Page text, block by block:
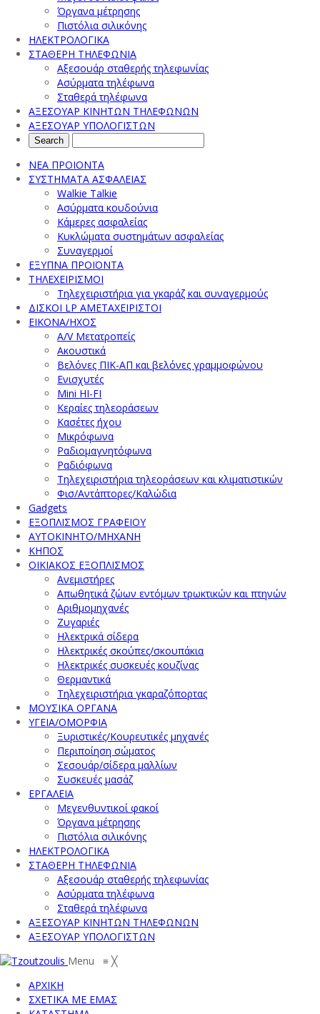
Όργανα μέτρησης
Πιστόλια σιλικόνης
ΗΛΕΚΤΡΟΛΟΓΙΚΑ
ΣΤΑΘΕΡΗ ΤΗΛΕΦΩΝΙΑ
Αξεσουάρ σταθερής τηλεφωνίας
Ασύρματα τηλέφωνα
Σταθερά τηλέφωνα
ΑΞΕΣΟΥΑΡ ΚΙΝΗΤΩΝ ΤΗΛΕΦΩΝΩΝ
ΑΞΕΣΟΥΑΡ ΥΠΟΛΟΓΙΣΤΩΝ
ΝΕΑ ΠΡΟΙΟΝΤΑ
ΣΥΣΤΗΜΑΤΑ ΑΣΦΑΛΕΙΑΣ
Walkie Talkie
Ασύρματα κουδούνια
Κάμερες ασφαλείας
Κυκλώματα συστημάτων ασφαλείας
Συναγερμοί
ΕΞΥΠΝΑ ΠΡΟΪΟΝΤΑ
ΤΗΛΕΧΕΙΡΙΣΜΟΙ
Τηλεχειριστήρια για γκαράζ και συναγερμούς
ΔΙΣΚΟΙ LP ΑΜΕΤΑΧΕΙΡΙΣΤΟΙ
ΕΙΚΟΝΑ/ΗΧΟΣ
A/V Μετατροπείς
Ακουστικά
Βελόνες ΠΙΚ-ΑΠ και βελόνες γραμμοφώνου
Ενισχυτές
Mini HI-FI
Κεραίες τηλεοράσεων
Κασέτες ήχου
Μικρόφωνα
Ραδιομαγνητόφωνα
Ραδιόφωνα
Τηλεχειριστήρια τηλεοράσεων και κλιματιστικών
Φισ/Αντάπτορες/Καλώδια
Gadgets
ΕΞΟΠΛΙΣΜΟΣ ΓΡΑΦΕΙΟΥ
ΑΥΤΟΚΙΝΗΤΟ/ΜΗΧΑΝΗ
ΚΗΠΟΣ
ΟΙΚΙΑΚΟΣ ΕΞΟΠΛΙΣΜΟΣ
Ανεμιστήρες
Απωθητικά ζώων εντόμων τρωκτικών και πτηνών
Αριθμομηχανές
Ζυγαριές
Ηλεκτρικά σίδερα
Ηλεκτρικές σκούπες/σκουπάκια
Ηλεκτρικές συσκευές κουζίνας
Θερμαντικά
Τηλεχειριστήρια γκαραζόπορτας
ΜΟΥΣΙΚΑ ΟΡΓΑΝΑ
ΥΓΕΙΑ/ΟΜΟΡΦΙΑ
Ξυριστικές/Κουρευτικές μηχανές
Περιποίηση σώματος
Σεσουάρ/σίδερα μαλλίων
Συσκευές μασάζ
ΕΡΓΑΛΕΙΑ
Μεγενθυντικοί φακοί
Όργανα μέτρησης
Πιστόλια σιλικόνης
ΗΛΕΚΤΡΟΛΟΓΙΚΑ
ΣΤΑΘΕΡΗ ΤΗΛΕΦΩΝΙΑ
Αξεσουάρ σταθερής τηλεφωνίας
Ασύρματα τηλέφωνα
Σταθερά τηλέφωνα
ΑΞΕΣΟΥΑΡ ΚΙΝΗΤΩΝ ΤΗΛΕΦΩΝΩΝ
ΑΞΕΣΟΥΑΡ ΥΠΟΛΟΓΙΣΤΩΝ
Menu ≡ ╳
ΑΡΧΙΚΗ
ΣΧΕΤΙΚΑ ΜΕ ΕΜΑΣ